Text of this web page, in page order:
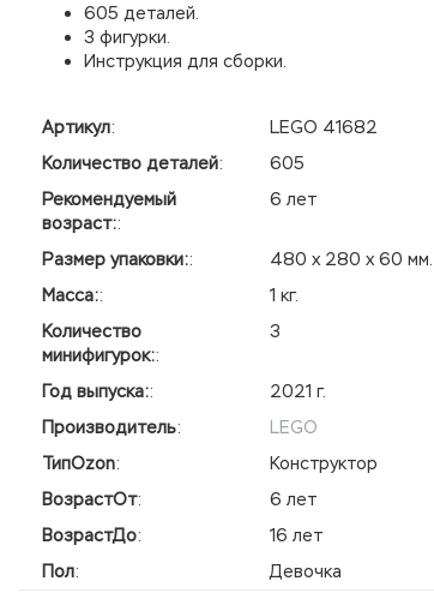
605 деталей.
3 фигурки.
Инструкция для сборки.
Артикул:
LEGO 41682
Количество деталей:
605
Рекомендуемый
возраст::
6 лет
Размер упаковки::
480 х 280 х 60 мм.
Масса::
1 кг.
Количество
минифигурок::
3
Год выпуска::
2021 г.
Производитель:
LEGO
ТипOzon:
Конструктор
ВозрастОт:
6 лет
ВозрастДо:
16 лет
Пол: Девочка